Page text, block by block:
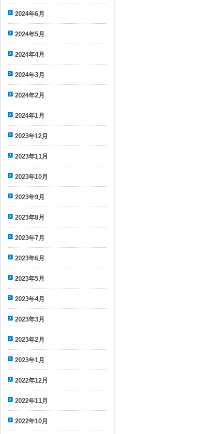
2024年6月
2024年5月
2024年4月
2024年3月
2024年2月
2024年1月
2023年12月
2023年11月
2023年10月
2023年9月
2023年8月
2023年7月
2023年6月
2023年5月
2023年4月
2023年3月
2023年2月
2023年1月
2022年12月
2022年11月
2022年10月